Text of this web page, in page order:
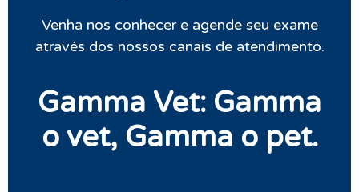
Venha nos conhecer e agende seu exame
através dos nossos canais de atendimento.
Gamma Vet: Gamma
o vet, Gamma o pet.